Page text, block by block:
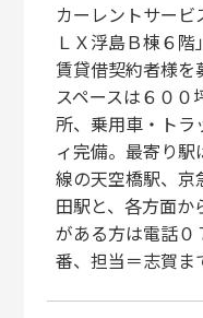
カーレントサー
ＬＸ浮島Ｂ棟６
賃貸借契約者様を
スペースは６００
所、乗用車・トラ
ィ完備。最寄り
線の天空橋駅、京
田駅と、各方面か
がある方は電話０
番、担当＝志賀ま